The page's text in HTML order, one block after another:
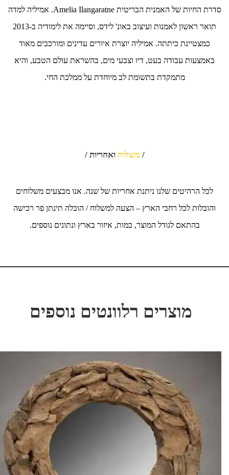
סדרת החיות של האמנית הבריטית Amelia Ilangaratne. אמיליה למדה
תואר ראשון לאמנות ועיצוב באונ' לידס, וסיימה את לימודיה ב-2013
כמצטיינת כיתתה. אמיליה יוצרת איורים עדינים ומורכבים מאוד
באמצעות עבודה בעט, דיו וצבעי מים, בהשראת עולם הטבע, והיא
מתמקדת בתשומת לב מיוחדת על ממלכת החי.
/משלוח ואחריות /
לכל הרהיטים שלנו ניתנת אחריות של שנה. אנו מבצעים משלוחים
והובלות לכל רחבי הארץ – הצעה למשלוח / הובלה תינתן פר רכישה
בהתאם לגודל המוצר, כמות, איזור בארץ ונתונים נוספים.
מוצרים רלוונטים נוספים